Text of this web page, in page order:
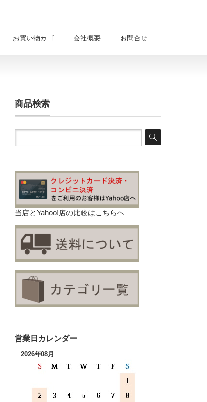
お買い物カゴ 会社概要 お問合せ
商品検索
当店とYahoo!店の比較はこちらへ
営業日カレンダー
2026年08月